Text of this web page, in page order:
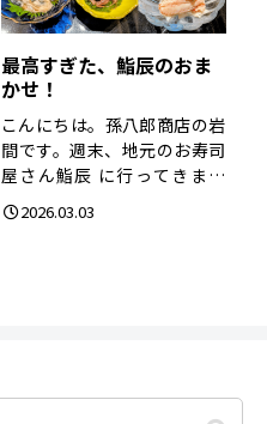
最高すぎた、鮨辰のおま
かせ！
こんにちは。孫八郎商店の岩
間です。週末、地元のお寿司
屋さん鮨辰 に行ってきまし
た。この日は思い...
2026.03.03